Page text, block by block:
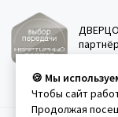
🍪 Мы
Чтобы сайт
Продолжая